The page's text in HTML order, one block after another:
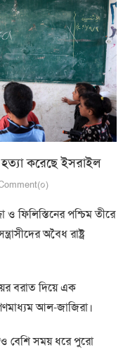
হত্যা করেছে ইসরাইল
ফিলিস্তিনের পশ্চিম তীরে
অবৈধ রাষ্ট্র
বরাত দিয়ে এক
আল-জাজিরা।
বেশি সময় ধরে পুরো